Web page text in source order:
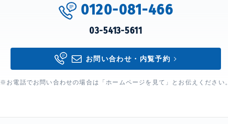
0120-081-466
03-5413-5611
お問い合わせ・内覧予約
※お電話でお問い合わせの場合は「ホームページを見て」とお伝えください